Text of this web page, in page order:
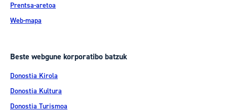
Prentsa-aretoa
Web-mapa
Beste webgune korporatibo batzuk
Donostia Kirola
Donostia Kultura
Donostia Turismoa